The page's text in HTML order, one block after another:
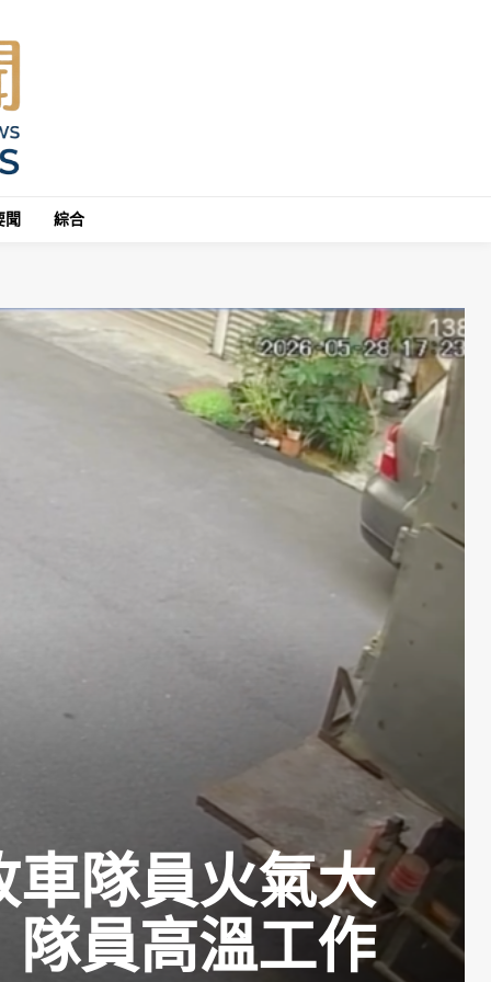
聞 綜合
隊員火氣大
員高溫工作